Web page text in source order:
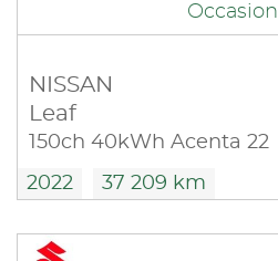
Occasion
NISSAN
Leaf
150ch 40kWh Acenta 22
2022 37 209 km